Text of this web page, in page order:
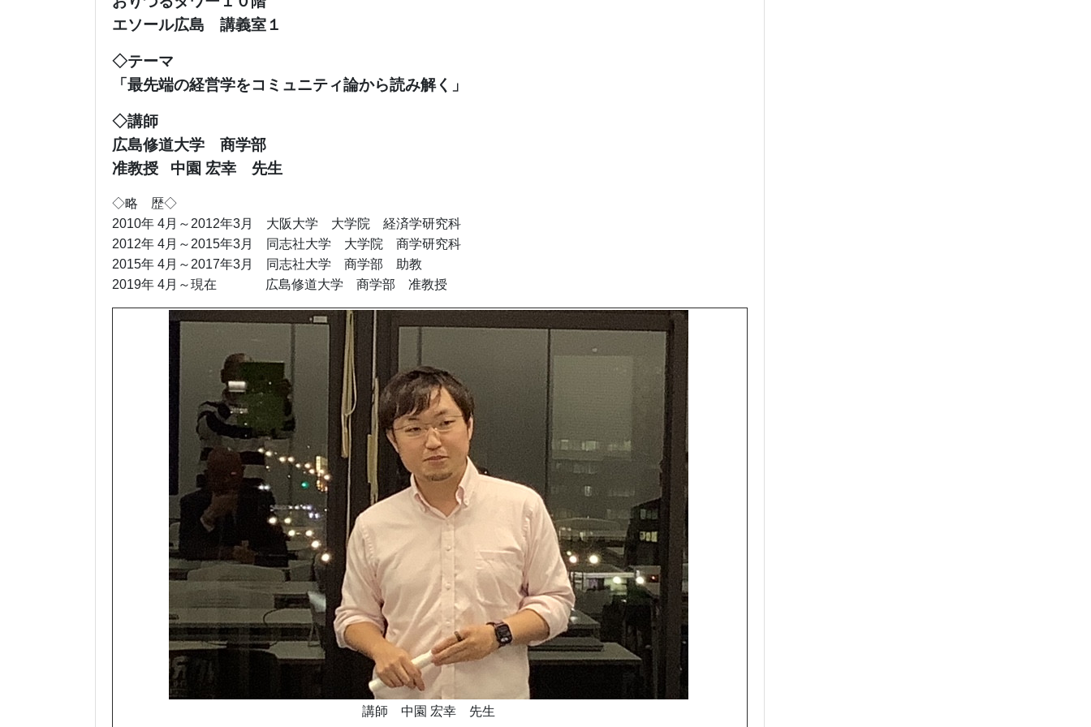
エソール広島 講義室１
◇テーマ
「最先端の経営学をコミュニティ論から読み解く」
◇講師
広島修道大学 商学部
准教授 中園 宏幸 先生
◇略 歴◇
2010年 4月～2012年3月 大阪大学 大学院 経済学研究科
2012年 4月～2015年3月 同志社大学 大学院 商学研究科
2015年 4月～2017年3月 同志社大学 商学部 助教
2019年 4月～現在 広島修道大学 商学部 准教授
講師 中園 宏幸 先生